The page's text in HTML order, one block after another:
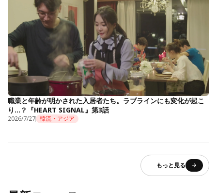
職業と年齢が明かされた入居者たち。ラブラインにも変化が起こ
り…？『HEART SIGNAL』第3話
2026/7/27 韓流・アジア
もっと見る